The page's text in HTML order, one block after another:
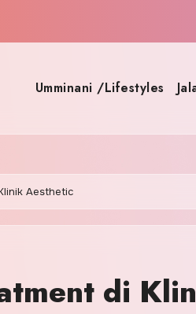
Umminani /Lifestyles
Aesthetic
di